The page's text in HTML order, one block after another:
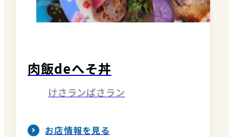
肉飯deへそ丼
けさランぱさラン
お店情報を見る